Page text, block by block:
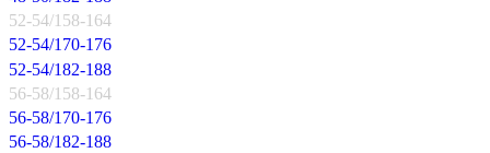
52-54/158-164
52-54/170-176
52-54/182-188
56-58/158-164
56-58/170-176
56-58/182-188